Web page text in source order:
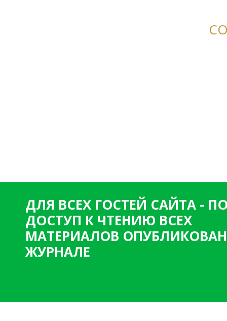
ДЛЯ ВСЕХ ГОСТЕЙ САЙТА -
ДОСТУП К ЧТЕНИЮ ВСЕХ
МАТЕРИАЛОВ
ЖУРНАЛЕ